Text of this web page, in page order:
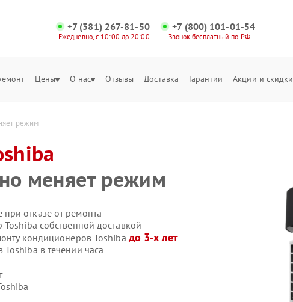
+7 (381) 267-81-50
Ежедневно, с 10:00 до 20:00
+7 (800) 101-01-54
Звонок бесплатный по РФ
Цены О нас Отзывы Доставка Гарантии Акции и скидки
режим
меняет режим
при отказе от ремонта
собственной доставкой
кондиционеров Toshiba до 3-х лет
в течении часа